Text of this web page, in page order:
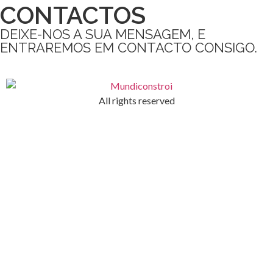
CONTACTOS
DEIXE-NOS A SUA MENSAGEM, E
ENTRAREMOS EM CONTACTO CONSIGO.
All rights reserved